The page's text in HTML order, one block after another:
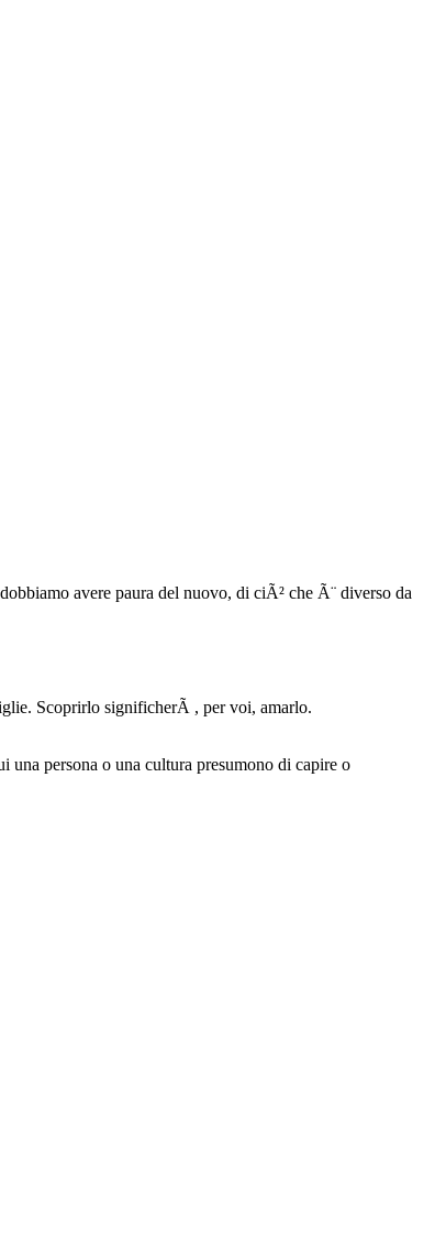
avere paura del nuovo, di ciÃ² che Ã¨ diverso da
Scoprirlo significherÃ , per voi, amarlo.
persona o una cultura presumono di capire o